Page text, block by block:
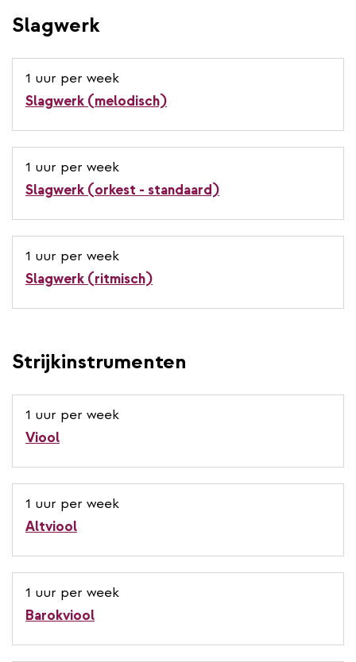
Slagwerk
1 uur per week
Slagwerk (melodisch)
1 uur per week
Slagwerk (orkest - standaard)
1 uur per week
Slagwerk (ritmisch)
Strijkinstrumenten
1 uur per week
Viool
1 uur per week
Altviool
1 uur per week
Barokviool